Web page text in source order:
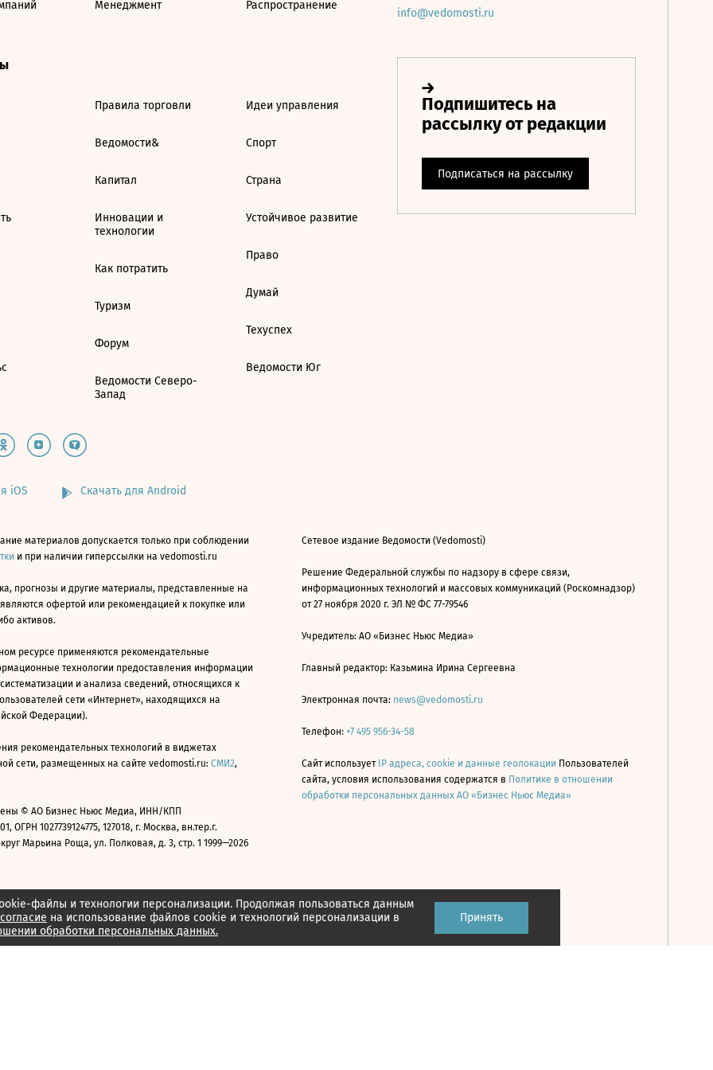
файлы и технологии персонализации. Продолжая пользоваться данным
согласие на использование файлов cookie и технологий персонализации в
обработки персональных данных.
Принять
Менеджмент Распространение
Правила торговли
Ведомости&
Капитал
Инновации и
технологии
Как потратить
Туризм
Форум
Ведомости Северо-
Запад
Идеи управления
Спорт
Страна
Устойчивое развитие
Право
Думай
Техуспех
Ведомости Юг
info@vedomosti.ru
iOS Скачать для Android
материалов допускается только при соблюдении
и при наличии гиперссылки на vedomosti.ru
прогнозы и другие материалы, представленные на
офертой или рекомендацией к покупке или
активов.
ресурсе применяются рекомендательные
технологии предоставления информации
и анализа сведений, относящихся к
сети «Интернет», находящихся на
Федерации).
рекомендательных технологий в виджетах
сети, размещенных на сайте vedomosti.ru: СМИ2,
© АО Бизнес Ньюс Медиа, ИНН/КПП
ОГРН 1027739124775, 127018, г. Москва, вн.тер.г.
Марьина Роща, ул. Полковая, д. 3, стр. 1 1999—2026
Сетевое издание Ведомости (Vedomosti)
Решение Федеральной службы по надзору в сфере связи,
информационных технологий и массовых коммуникаций (Роскомнадзор)
от 27 ноября 2020 г. ЭЛ № ФС 77-79546
Учредитель: АО «Бизнес Ньюс Медиа»
Главный редактор: Казьмина Ирина Сергеевна
Электронная почта: news@vedomosti.ru
Телефон: +7 495 956-34-58
Сайт использует IP адреса, cookie и данные геолокации Пользователей
сайта, условия использования содержатся в Политике в отношении
обработки персональных данных АО «Бизнес Ньюс Медиа»